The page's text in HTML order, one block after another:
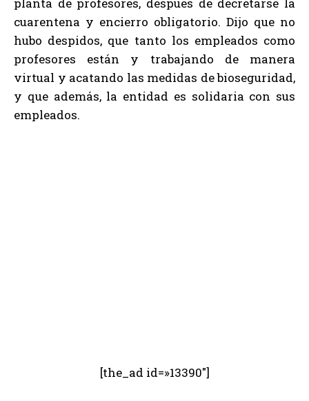
cuarentena y encierro obligatorio. Dijo que no
hubo despidos, que tanto los empleados como
profesores están y trabajando de manera
virtual y acatando las medidas de bioseguridad,
y que además, la entidad es solidaria con sus
empleados.
[the_ad id=»13390″]